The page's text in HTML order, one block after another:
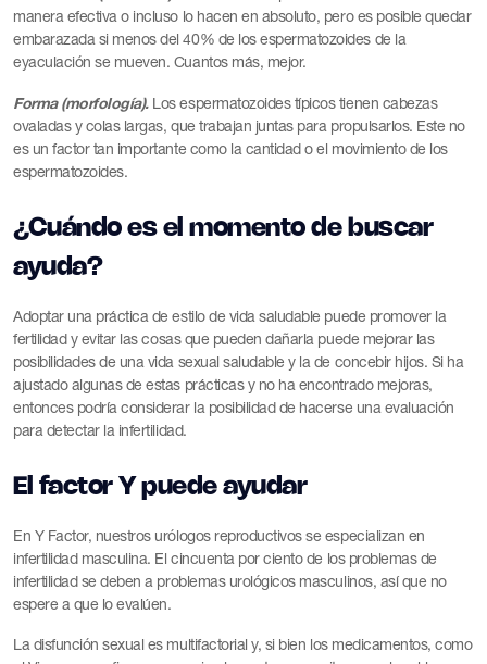
manera efectiva o incluso lo hacen en absoluto, pero es posible quedar
embarazada si menos del 40% de los espermatozoides de la
eyaculación se mueven. Cuantos más, mejor.
Forma (morfología).Los espermatozoides típicos tienen cabezas
ovaladas y colas largas, que trabajan juntas para propulsarlos. Este no
es un factor tan importante como la cantidad o el movimiento de los
espermatozoides.
¿Cuándo es el momento de buscar
ayuda?
Adoptar una práctica de estilo de vida saludable puede promover la
fertilidad y evitar las cosas que pueden dañarla puede mejorar las
posibilidades de una vida sexual saludable y la de concebir hijos. Si ha
ajustado algunas de estas prácticas y no ha encontrado mejoras,
entonces podría considerar la posibilidad de hacerse una evaluación
para detectar la infertilidad.
El factor Y puede ayudar
En Y Factor, nuestros urólogos reproductivos se especializan en
infertilidad masculina. El cincuenta por ciento de los problemas de
infertilidad se deben a problemas urológicos masculinos, así que no
espere a que lo evalúen.
La disfunción sexual es multifactorial y, si bien los medicamentos, como